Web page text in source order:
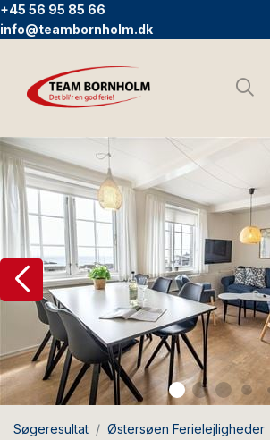
+45 56 95 85 66
info@teambornholm.dk
Søg
Søgeresultat
Østersøen Ferielejligheder